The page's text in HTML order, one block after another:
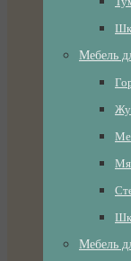
Мебель
Мебель